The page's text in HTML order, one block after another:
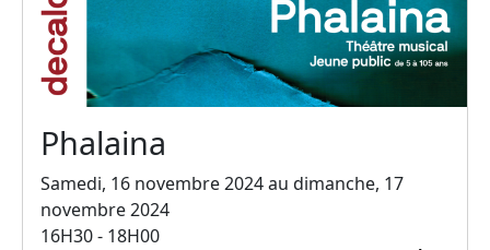
Phalaina
Samedi, 16 novembre 2024 au dimanche, 17
novembre 2024
16H30 - 18H00